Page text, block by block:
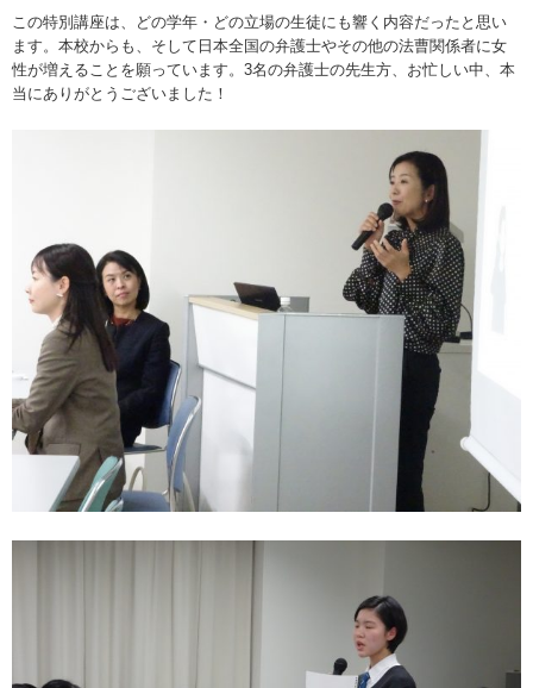
この特別講座は、どの学年・どの立場の生徒にも響く内容だったと思い
ます。本校からも、そして日本全国の弁護士やその他の法曹関係者に女
性が増えることを願っています。3名の弁護士の先生方、お忙しい中、本
当にありがとうございました！